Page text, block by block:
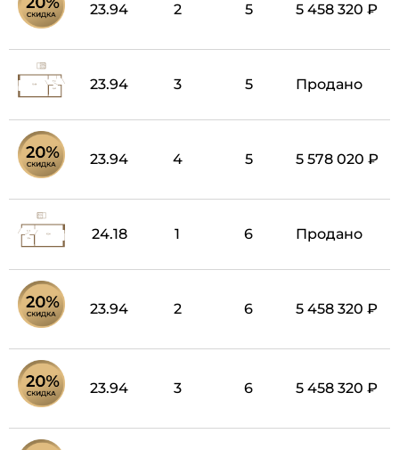
23.94 2 5 5 458 320 ₽
23.94 3 5 Продано
23.94 4 5 5 578 020 ₽
24.18 1 6 Продано
23.94 2 6 5 458 320 ₽
23.94 3 6 5 458 320 ₽